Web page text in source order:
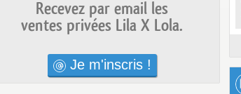
Recevez par email les
ventes privées Lila X Lola.
Je m'inscris !